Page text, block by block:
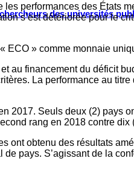
des universités
performances des États
s’est détériorée pour le
ECO » comme monnaie
au financement du déficit
La performance au
2017. Seuls deux (2) pays
rang en 2018 contre dix
ont obtenu des résultats
pays. S’agissant de la